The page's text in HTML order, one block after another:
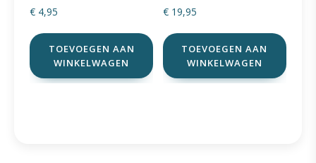
€ 4,95
TOEVOEGEN AAN
WINKELWAGEN
€ 19,95
TOEVOEGEN AAN
WINKELWAGEN